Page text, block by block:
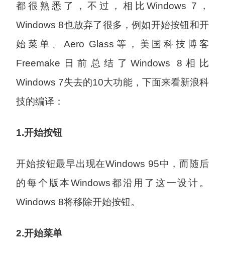
都很熟悉了，不过，相比Windows 7，
Windows 8也放弃了很多，例如开始按钮和开
始菜单、Aero Glass等，美国科技博客
Freemake日前总结了Windows 8相比
Windows 7失去的10大功能，下面来看新浪科
技的编译：
1.开始按钮
开始按钮最早出现在Windows 95中，而随后
的每个版本Windows都沿用了这一设计。
Windows 8将移除开始按钮。
2.开始菜单